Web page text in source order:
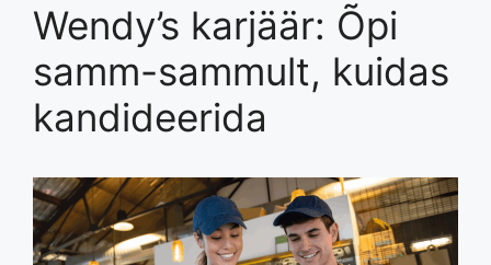
Wendy’s karjäär: Õpi
samm-sammult, kuidas
kandideerida